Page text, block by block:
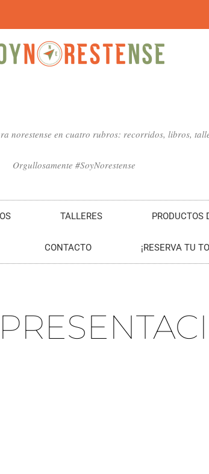
norestense en cuatro rubros: recorridos, libros,
Orgullosamente #SoyNorestense
TALLERES PRODUCTOS
CONTACTO ¡RESERVA TU